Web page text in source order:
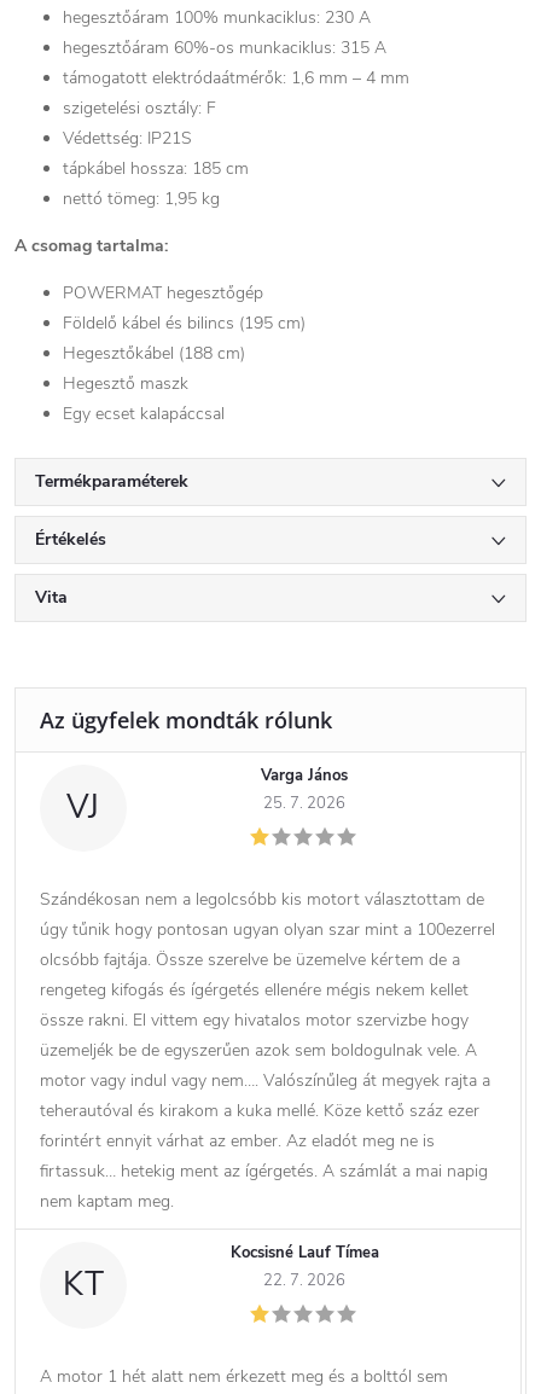
hegesztőáram 100% munkaciklus: 230 A
hegesztőáram 60%-os munkaciklus: 315 A
támogatott elektródaátmérők: 1,6 mm – 4 mm
szigetelési osztály: F
Védettség: IP21S
tápkábel hossza: 185 cm
nettó tömeg: 1,95 kg
A csomag tartalma:
POWERMAT hegesztőgép
Földelő kábel és bilincs (195 cm)
Hegesztőkábel (188 cm)
Hegesztő maszk
Egy ecset kalapáccsal
Termékparaméterek
Értékelés
Vita
VJ
Varga János
25. 7. 2026
Szándékosan nem a legolcsóbb kis motort választottam de
úgy tűnik hogy pontosan ugyan olyan szar mint a 100ezerrel
olcsóbb fajtája. Össze szerelve be üzemelve kértem de a
rengeteg kifogás és ígérgetés ellenére mégis nekem kellet
össze rakni. El vittem egy hivatalos motor szervizbe hogy
üzemeljék be de egyszerűen azok sem boldogulnak vele. A
motor vagy indul vagy nem…. Valószínűleg át megyek rajta a
teherautóval és kirakom a kuka mellé. Köze kettő száz ezer
forintért ennyit várhat az ember. Az eladót meg ne is
firtassuk… hetekig ment az ígérgetés. A számlát a mai napig
nem kaptam meg.
KT
Kocsisné Lauf Tímea
22. 7. 2026
A motor 1 hét alatt nem érkezett meg és a bolttól sem